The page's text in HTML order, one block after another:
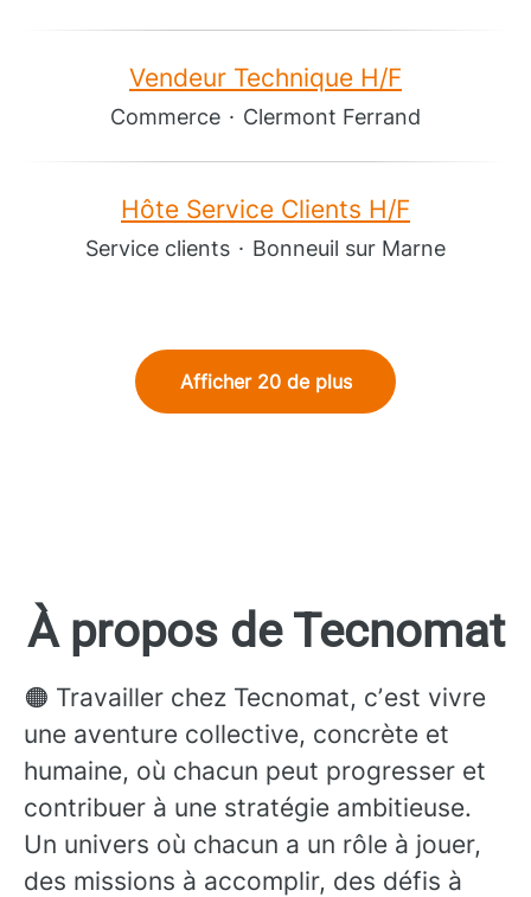
Vendeur Technique H/F
Commerce · Clermont Ferrand
Hôte Service Clients H/F
Service clients · Bonneuil sur Marne
Afficher 20 de plus
À propos de Tecnomat
🟠 Travailler chez Tecnomat, cʼest vivre
une aventure collective, concrète et
humaine, où chacun peut progresser et
contribuer à une stratégie ambitieuse.
Un univers où chacun a un rôle à jouer,
des missions à accomplir, des défis à